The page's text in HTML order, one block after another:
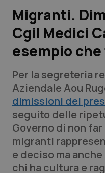
Lavoro e Professioni
Scienza e Farmaci
Studi e Analisi
Lettere al direttore
Edizioni Regionali
QS Pro
Professionisti
Migranti.
Cgil Medici
esempio
Per la segreteria
Aziendale Aou
dimissioni del
seguito delle
Governo di non
migranti
e deciso ma
chi ha cultura e